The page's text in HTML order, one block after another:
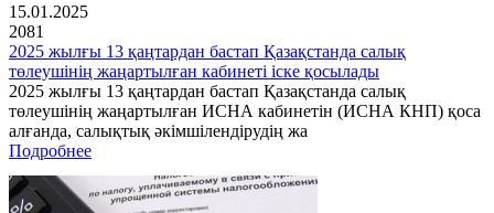
15.01.2025
2081
2025 жылғы 13 қаңтардан бастап Қазақстанда салық
төлеушінің жаңартылған кабинеті іске қосылады
2025 жылғы 13 қаңтардан бастап Қазақстанда салық
төлеушінің жаңартылған ИСНА кабинетін (ИСНА КНП) қоса
алғанда, салықтық әкімшілендірудің жа
Подробнее